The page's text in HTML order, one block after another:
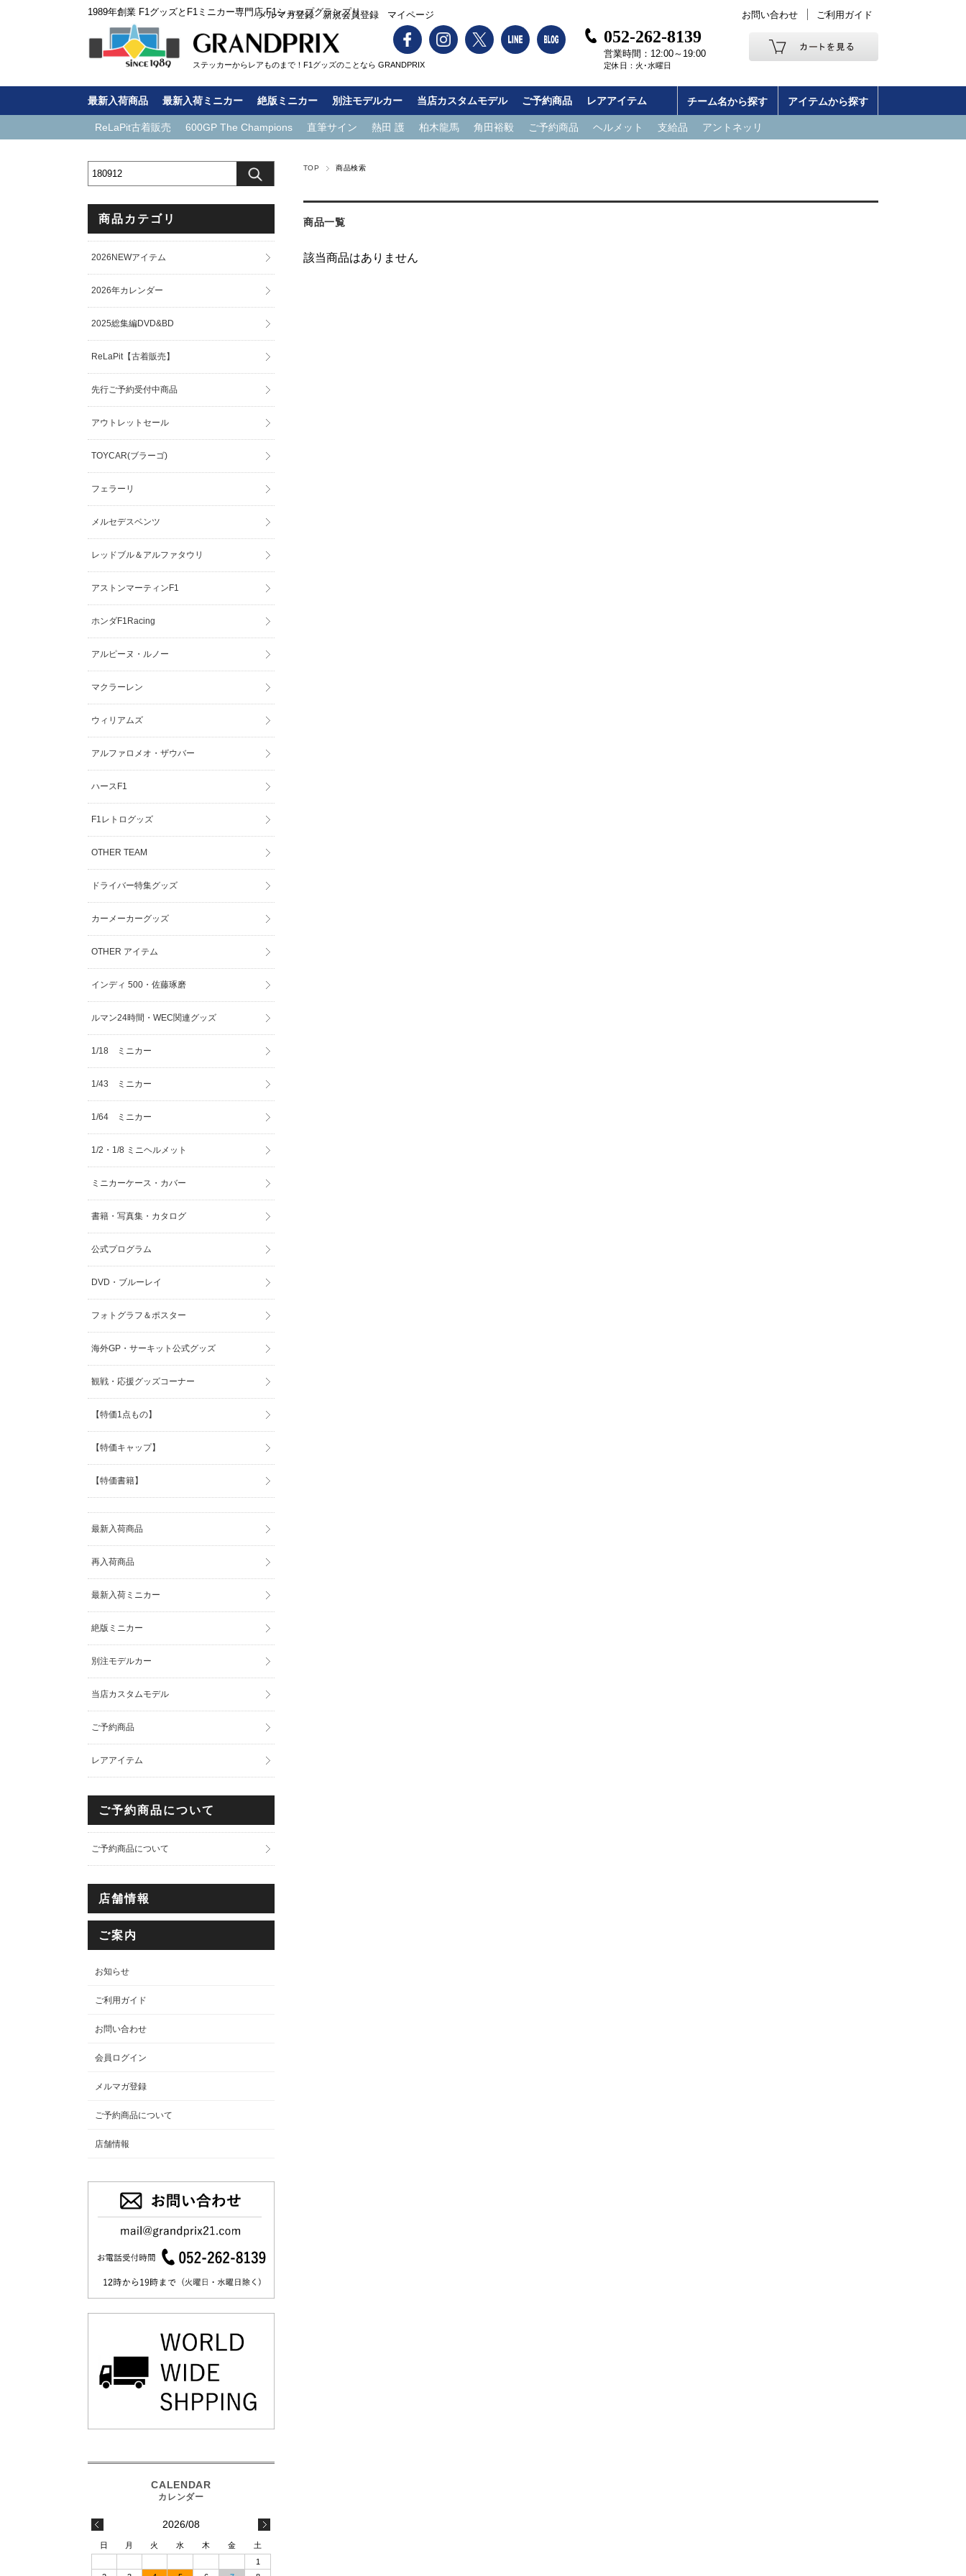
1989年創業 F1グッズとF1ミニカー専門店 F1ショップグランプリ
ステッカーからレアものまで！F1グッズのことなら GRANDPRIX
メルマガ登録 新規会員登録 マイページ お問い合わせ ご利用ガイド
052-262-8139
営業時間：12:00～19:00
定休日：火･水曜日
最新入荷商品 最新入荷ミニカー 絶版ミニカー 別注モデルカー 当店カスタムモデル ご予約商品 レアアイテム チーム名から探す アイテムから探す
ReLaPit古着販売 600GP The Champions 直筆サイン 熱田 護 柏木龍馬 角田裕毅 ご予約商品 ヘルメット 支給品 アントネッリ
TOP 商品検索
商品一覧
該当商品はありません
商品カテゴリ
2026NEWアイテム
2026年カレンダー
2025総集編DVD&BD
ReLaPit【古着販売】
先行ご予約受付中商品
アウトレットセール
TOYCAR(ブラーゴ)
フェラーリ
メルセデスベンツ
レッドブル＆アルファタウリ
アストンマーティンF1
ホンダF1Racing
アルピーヌ・ルノー
マクラーレン
ウィリアムズ
アルファロメオ・ザウバー
ハースF1
F1レトログッズ
OTHER TEAM
ドライバー特集グッズ
カーメーカーグッズ
OTHER アイテム
インディ 500・佐藤琢磨
ルマン24時間・WEC関連グッズ
1/18 ミニカー
1/43 ミニカー
1/64 ミニカー
1/2・1/8 ミニヘルメット
ミニカーケース・カバー
書籍・写真集・カタログ
公式プログラム
DVD・ブルーレイ
フォトグラフ＆ポスター
海外GP・サーキット公式グッズ
観戦・応援グッズコーナー
【特価1点もの】
【特価キャップ】
【特価書籍】
最新入荷商品
再入荷商品
最新入荷ミニカー
絶版ミニカー
別注モデルカー
当店カスタムモデル
ご予約商品
レアアイテム
ご予約商品について
ご予約商品について
店舗情報
ご案内
お知らせ
ご利用ガイド
お問い合わせ
会員ログイン
メルマガ登録
ご予約商品について
店舗情報
2026/08
日 月 火 水 木 金
土
1